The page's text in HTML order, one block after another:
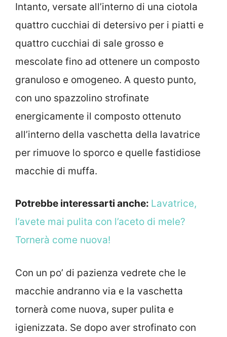
Intanto, versate all’interno di una ciotola
quattro cucchiai di detersivo per i piatti e
quattro cucchiai di sale grosso e
mescolate fino ad ottenere un composto
granuloso e omogeneo. A questo punto,
con uno spazzolino strofinate
energicamente il composto ottenuto
all’interno della vaschetta della lavatrice
per rimuove lo sporco e quelle fastidiose
macchie di muffa.
Potrebbe interessarti anche: Lavatrice,
l’avete mai pulita con l’aceto di mele?
Tornerà come nuova!
Con un po’ di pazienza vedrete che le
macchie andranno via e la vaschetta
tornerà come nuova, super pulita e
igienizzata. Se dopo aver strofinato con